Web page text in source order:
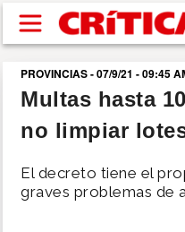
Pasar al contenido
buscar
SUCESOS
NACIONAL
PROVINCIAS - 07/9/21 - 09:45
Multas hasta
no limpiar
El decreto tiene el
graves problemas de